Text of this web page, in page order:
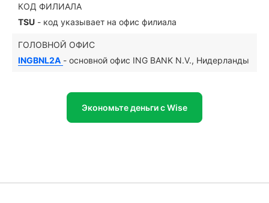
КОД ФИЛИАЛА
TSU - код указывает на офис филиала
ГОЛОВНОЙ ОФИС
INGBNL2A - основной офис ING BANK N.V., Нидерланды
Экономьте деньги с Wise